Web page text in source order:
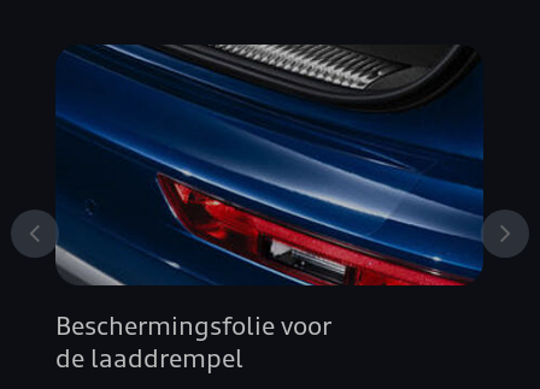
Beschermingsfolie voor
de laaddrempel